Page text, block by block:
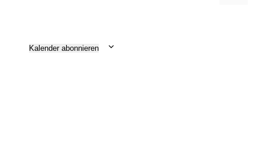
Kalender abonnieren